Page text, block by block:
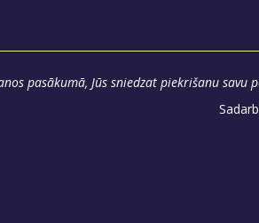
pasākumā, Jūs sniedzat piekrišanu savu